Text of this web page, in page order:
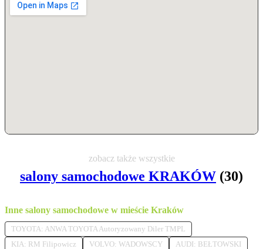
zobacz także wszystkie
salony samochodowe KRAKÓW (30)
Inne salony samochodowe w mieście Kraków
TOYOTA: ANWA TOYOTA Autoryzowany Diler TMPL
KIA: RM Filipowicz
VOLVO: WADOWSCY
AUDI: BEŁTOWSKI